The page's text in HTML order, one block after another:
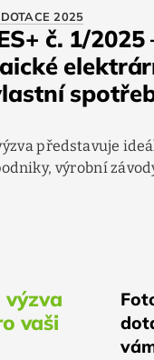
2025
č. 1/2025
představuje
výrobní
výzva
vaši